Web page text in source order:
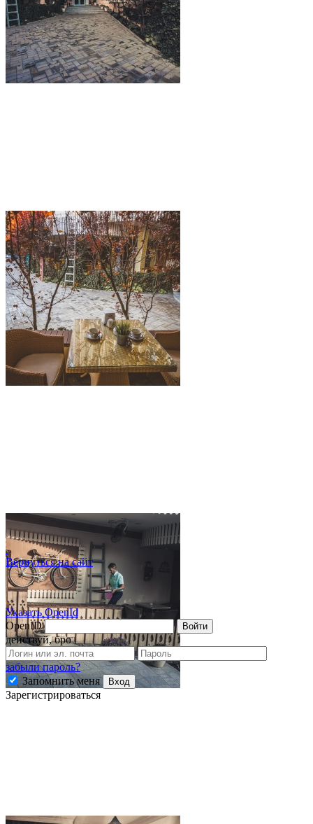
Вернуться на сайт
Указать OpenId
OpenID
Войти
действуй, бро
забыли пароль?
Запомнить меня
Вход
Зарегистрироваться